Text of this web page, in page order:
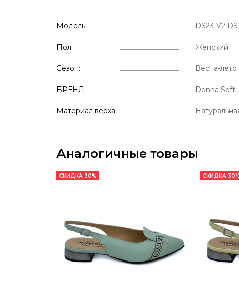
Модель DS23-V2 DS
Пол Женский
Сезон Весна-лето
БРЕНД Donna Soft
Материал верха
Аналогичные товары
СКИДКА 30% СКИДКА